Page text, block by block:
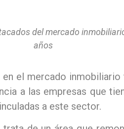
del mercado
años
el mercado
a las empresas que
a este sector.